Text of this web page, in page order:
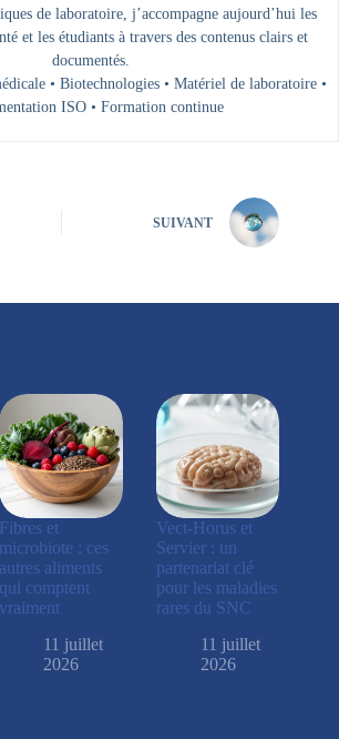
de laboratoire, j’accompagne aujourd’hui les
et les étudiants à travers des contenus clairs et
documentés.
• Biotechnologies • Matériel de laboratoire •
ISO • Formation continue
SUIVANT
Fibres et
microbiote : ces
autres aliments
qui comptent
vraiment
11 juillet
2026
Vect-Horus et
Servier : un
partenariat clé
pour les maladies
rares du SNC
11 juillet
2026